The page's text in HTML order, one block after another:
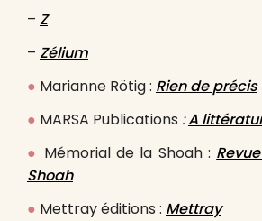
– Z
– Zélium
● Marianne Rötig : Rien de précis
● MARSA Publications :A
● Mémorial de la Shoah :
Shoah
● Mettray éditions : Mettray